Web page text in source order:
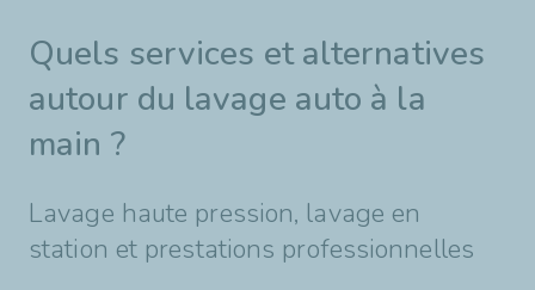
Quels services et alternatives
autour du lavage auto à la
main ?
Lavage haute pression, lavage en
station et prestations professionnelles